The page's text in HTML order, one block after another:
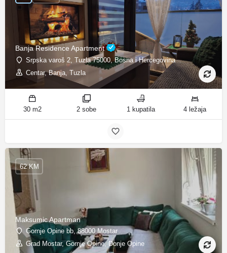
Banja Residence Apartment
Srpska varoš 2, Tuzla 75000, Bosna i Hercegovina
Centar, Banja, Tuzla
30 m2 2 sobe 1 kupatila 4 ležaja
Maksumic Apartman
Gornje Opine bb, 88000 Mostar
Grad Mostar, Gornje Opine, Donje Opine
62 KM